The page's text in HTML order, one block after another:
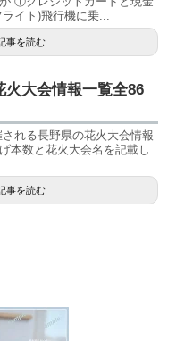
イト)飛行機に乗...
事を読む
火大会情報一覧全86
れる長野県の花火大会情報
本数と花火大会名を記載し
事を読む